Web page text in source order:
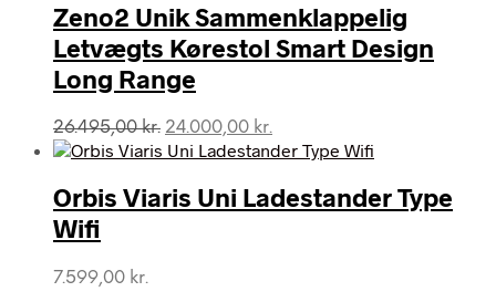
Zeno2 Unik Sammenklappelig
Letvægts Kørestol Smart Design
Long Range
26.495,00kr. Den
oprindelige
var:
26.495,00 kr..
24.000,00 kr.
aktuelle
er:
24.000,00 kr..
Orbis Viaris Uni Ladestander Type
Wifi
7.599,00 kr.